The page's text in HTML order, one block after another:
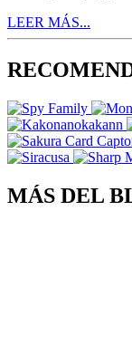
LEER MÁS...
MÁS DEL